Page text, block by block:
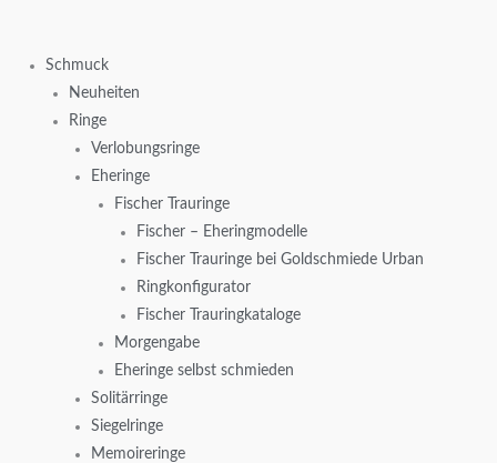
springenSchmuck
Neuheiten
Ringe
Verlobungsringe
Eheringe
Fischer Trauringe
Fischer – Eheringmodelle
Fischer Trauringe bei Goldschmiede Urban
Ringkonfigurator
Fischer Trauringkataloge
Morgengabe
Eheringe selbst schmieden
Solitärringe
Siegelringe
Memoireringe